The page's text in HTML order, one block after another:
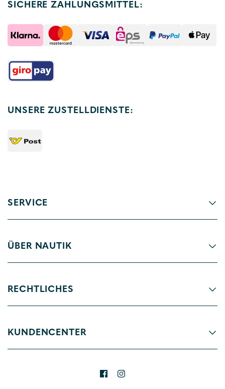
SICHERE ZAHLUNGSMITTEL:
UNSERE ZUSTELLDIENSTE:
SERVICE
ÜBER NAUTIK
RECHTLICHES
KUNDENCENTER